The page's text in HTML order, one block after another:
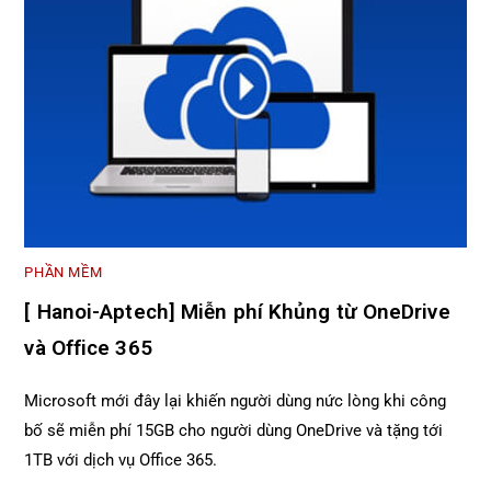
PHẦN MỀM
[ Hanoi-Aptech] Miễn phí Khủng từ OneDrive
và Office 365
Microsoft mới đây lại khiến người dùng nức lòng khi công
bố sẽ miễn phí 15GB cho người dùng OneDrive và tặng tới
1TB với dịch vụ Office 365.